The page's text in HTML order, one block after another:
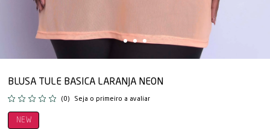
BLUSA TULE BASICA LARANJA NEON
(0) Seja o primeiro a avaliar
NEW